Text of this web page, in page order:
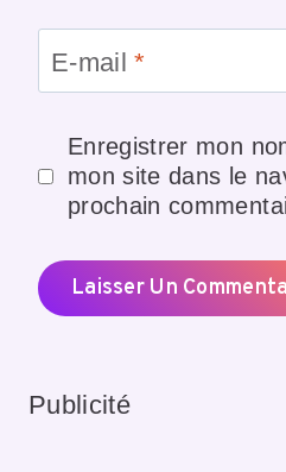
E-mail*
Enregistrer mon
mon site dans le
prochain
Publicité